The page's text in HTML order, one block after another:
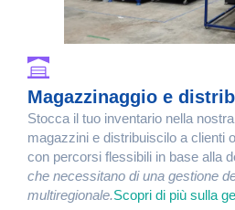
Magazzinaggio e
Stocca il tuo inventario nella
magazzini e distribuiscilo a clienti
con percorsi flessibili in base alla
che necessitano di una gestione
multiregionale.Scopri di più sulla